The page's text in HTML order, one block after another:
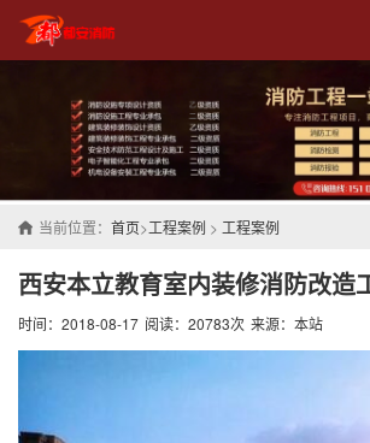
当前位置： 首页>工程案例 > 工程案例
西安本立教育室内装修消防改造
时间：2018-08-17 阅读：20783次 来源：本站